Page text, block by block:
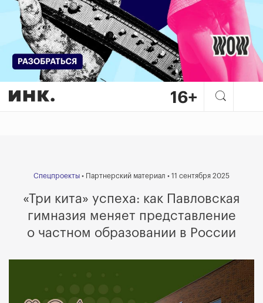
Спецпроекты • Партнерский материал • 11 сентября 2025
«Три кита» успеха: как Павловская
гимназия меняет представление
о частном образовании в России